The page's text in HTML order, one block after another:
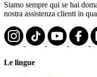
Siamo sempre qui se hai
nostra assistenza clienti in
Le lingue